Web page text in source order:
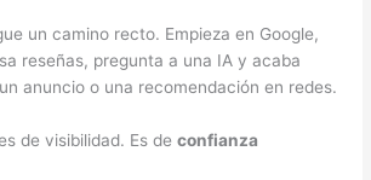
un camino recto. Empieza en Google,
reseñas, pregunta a una IA y acaba
anuncio o una recomendación en redes.
de visibilidad. Es deconfianza